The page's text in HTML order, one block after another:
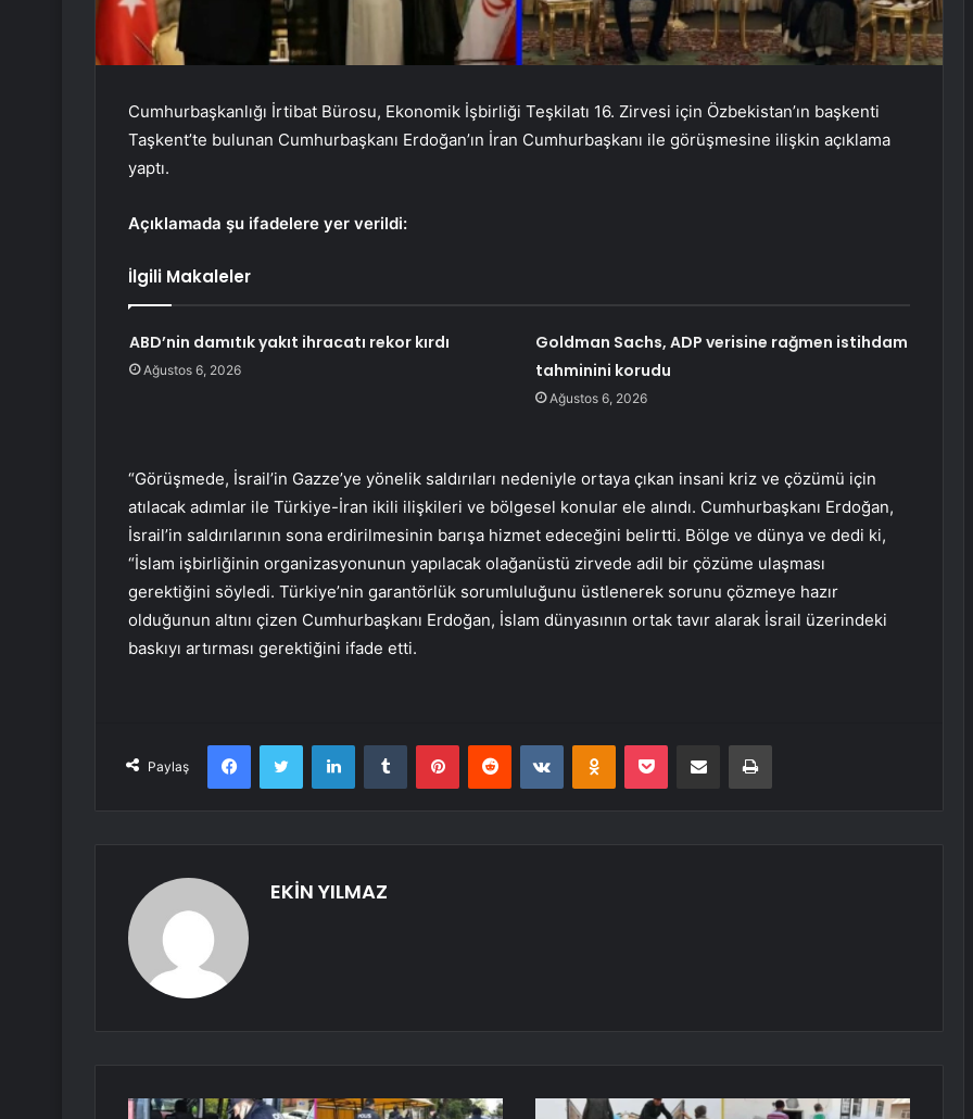
Cumhurbaşkanlığı İrtibat Bürosu, Ekonomik İşbirliği Teşkilatı 16. Zirvesi için Özbekistan’ın başkenti
Taşkent’te bulunan Cumhurbaşkanı Erdoğan’ın İran Cumhurbaşkanı ile görüşmesine ilişkin açıklama
yaptı.
Açıklamada şu ifadelere yer verildi:
İlgili Makaleler
ABD’nin damıtık yakıt ihracatı rekor kırdı
Ağustos 6, 2026
Goldman Sachs, ADP verisine rağmen istihdam
tahminini korudu
Ağustos 6, 2026
“Görüşmede, İsrail’in Gazze’ye yönelik saldırıları nedeniyle ortaya çıkan insani kriz ve çözümü için
atılacak adımlar ile Türkiye-İran ikili ilişkileri ve bölgesel konular ele alındı. Cumhurbaşkanı Erdoğan,
İsrail’in saldırılarının sona erdirilmesinin barışa hizmet edeceğini belirtti. Bölge ve dünya ve dedi ki,
“İslam işbirliğinin organizasyonunun yapılacak olağanüstü zirvede adil bir çözüme ulaşması
gerektiğini söyledi. Türkiye’nin garantörlük sorumluluğunu üstlenerek sorunu çözmeye hazır
olduğunun altını çizen Cumhurbaşkanı Erdoğan, İslam dünyasının ortak tavır alarak İsrail üzerindeki
baskıyı artırması gerektiğini ifade etti.
Paylaş
FacebookTwitter LinkedInTumblr PinterestReddit VKontakteOdnoklassniki
Pocket E-Posta ile paylaş Yazdır
EKİN YILMAZ